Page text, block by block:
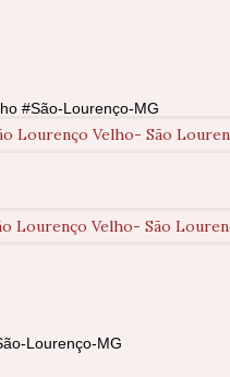
#São-Lourenço-MG
Lourenço-MG